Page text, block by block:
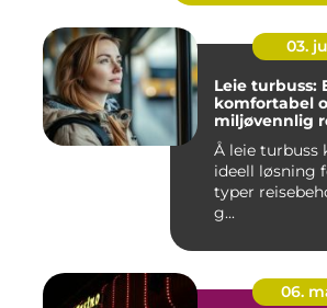
03.
Leie turbuss:
komfortabel
miljøvennlig
Å leie turbuss
ideell løsning
typer
g...
06.